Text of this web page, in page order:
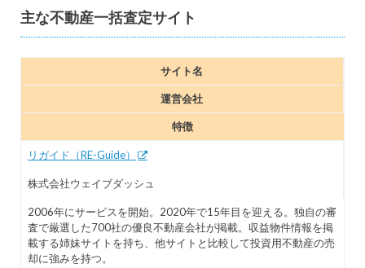
主な不動産一括査定サイト
サイト名
運営会社
特徴
リガイド（RE-Guide）
株式会社ウェイブダッシュ
2006年にサービスを開始。2020年で15年目を迎える。独自の審
査で厳選した700社の優良不動産会社が掲載。収益物件情報を掲
載する姉妹サイトを持ち、他サイトと比較して投資用不動産の売
却に強みを持つ。